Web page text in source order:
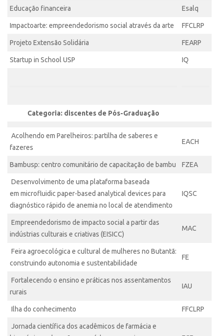
Softwares
Patrimônio Genético
Leis e Normas
Transferência de Tecnologia
Editais de TT
PD&I
Parcerias PD&I
PIPE/FAPESP
SPRINT
Exceções
Conexão Inter-USP
Educação financeira Esalq
Impactoarte: empreendedorismo social através da arte FFCLRP
Projeto Extensão Solidária FEARP
Startup in School USP IQ
Categoria: discentes de Pós-Graduação
Acolhendo em Parelheiros: partilha de saberes e
fazeres
EACH
Bambusp: centro comunitário de capacitação de bambu FZEA
Desenvolvimento de uma plataforma baseada
em microfluidic paper-based analytical devices para
diagnóstico rápido de anemia no local de atendimento
IQSC
Empreendedorismo de impacto social a partir das
indústrias culturais e criativas (EISICC)
MAC
Feira agroecológica e cultural de mulheres no Butantã:
construindo autonomia e sustentabilidade
FE
Fortalecendo o ensino e práticas nos assentamentos
rurais
IAU
Ilha do conhecimento FFCLRP
Jornada científica dos acadêmicos de farmácia e